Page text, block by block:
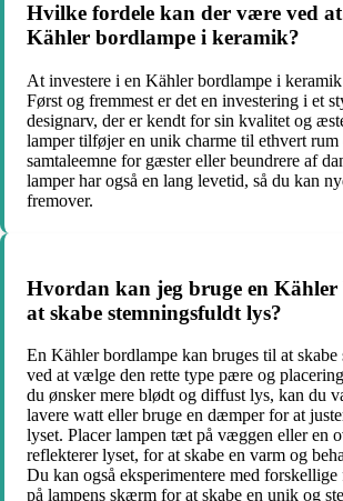
Hvilke fordele kan der være ved at
Kähler bordlampe i keramik?
At investere i en Kähler bordlampe i
Først og fremmest er det en investering i et
designarv, der er kendt for sin kvalitet og
lamper tilføjer en unik charme til ethvert
samtaleemne for gæster eller beundrere af
lamper har også en lang levetid, så du kan
fremover.
Hvordan kan jeg bruge en
at skabe stemningsfuldt lys?
En Kähler bordlampe kan bruges til at
ved at vælge den rette type pære og
du ønsker mere blødt og diffust lys, kan du
lavere watt eller bruge en dæmper for at
lyset. Placer lampen tæt på væggen eller en
reflekterer lyset, for at skabe en varm og
Du kan også eksperimentere med
på lampens skærm for at skabe en unik og